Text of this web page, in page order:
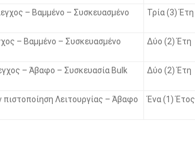
– Βαμμένο – Συσκευασμένο Τρία (3) Έτη
– Βαμμένο – Συσκευασμένο Δύο (2) Έτη
– Άβαφο – Συσκευασία Bulk Δύο (2) Έτη
Λειτουργίας – Άβαφο
Ένα (1) Έτος